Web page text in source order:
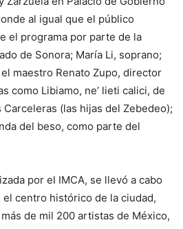
al igual que el público
el programa por parte de la
de Sonora; María Li, soprano;
maestro Renato Zupo, director
como Libiamo, ne’ lieti calici, de
Carceleras (las hijas del Zebedeo);
del beso, como parte del
por el IMCA, se llevó a cabo
centro histórico de la ciudad,
de mil 200 artistas de México,